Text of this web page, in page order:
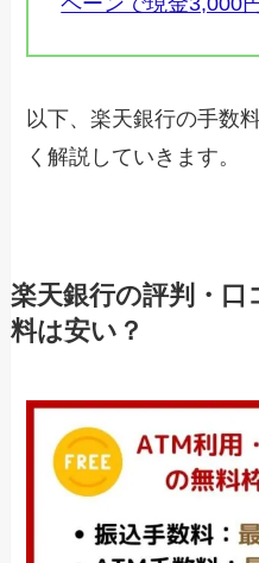
以下、楽天銀行の手数
く解説していきます。
楽天銀行の評判・口
料は安い？